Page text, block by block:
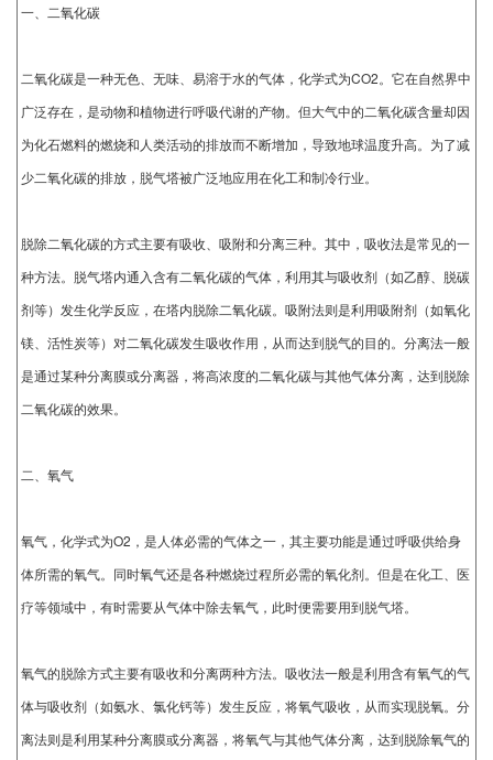
一、二氧化碳
二氧化碳是一种无色、无味、易溶于水的气体，化学式为CO2。它在自然界中
广泛存在，是动物和植物进行呼吸代谢的产物。但大气中的二氧化碳含量却因
为化石燃料的燃烧和人类活动的排放而不断增加，导致地球温度升高。为了减
少二氧化碳的排放，脱气塔被广泛地应用在化工和制冷行业。
脱除二氧化碳的方式主要有吸收、吸附和分离三种。其中，吸收法是常见的一
种方法。脱气塔内通入含有二氧化碳的气体，利用其与吸收剂（如乙醇、脱碳
剂等）发生化学反应，在塔内脱除二氧化碳。吸附法则是利用吸附剂（如氧化
镁、活性炭等）对二氧化碳发生吸收作用，从而达到脱气的目的。分离法一般
是通过某种分离膜或分离器，将高浓度的二氧化碳与其他气体分离，达到脱除
二氧化碳的效果。
二、氧气
氧气，化学式为O2，是人体必需的气体之一，其主要功能是通过呼吸供给身
体所需的氧气。同时氧气还是各种燃烧过程所必需的氧化剂。但是在化工、医
疗等领域中，有时需要从气体中除去氧气，此时便需要用到脱气塔。
氧气的脱除方式主要有吸收和分离两种方法。吸收法一般是利用含有氧气的气
体与吸收剂（如氨水、氯化钙等）发生反应，将氧气吸收，从而实现脱氧。分
离法则是利用某种分离膜或分离器，将氧气与其他气体分离，达到脱除氧气的